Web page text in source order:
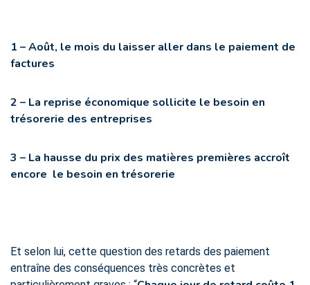
1 – Août, le mois du laisser aller dans le paiement de
factures
2 – La reprise économique sollicite le besoin en
trésorerie des entreprises
3 – La hausse du prix des matières premières accroît
encore le besoin en trésorerie
Et selon lui, cette question des retards des paiement
entraîne des conséquences très concrètes et